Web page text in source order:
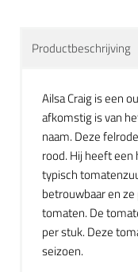
Productbeschrijving
Ailsa Craig is een
afkomstig is van
naam. Deze
rood. Hij heeft
typisch
betrouwbaar en
tomaten. De
per stuk. Deze
seizoen.